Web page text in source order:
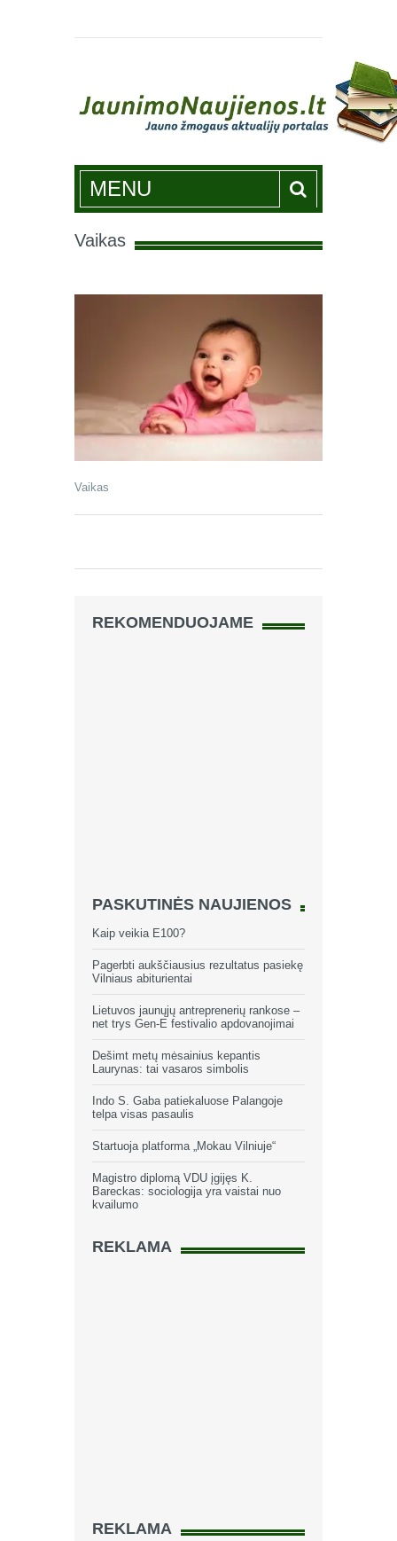
Jaunimonaujienos.lt
MENU
Vaikas
Vaikas
REKOMENDUOJAME
PASKUTINĖS NAUJIENOS
Kaip veikia E100?
Pagerbti aukščiausius rezultatus pasiekę
Vilniaus abiturientai
Lietuvos jaunųjų antreprenerių rankose –
net trys Gen-E festivalio apdovanojimai
Dešimt metų mėsainius kepantis
Laurynas: tai vasaros simbolis
Indo S. Gaba patiekaluose Palangoje
telpa visas pasaulis
Startuoja platforma „Mokau Vilniuje“
Magistro diplomą VDU įgijęs K.
Bareckas: sociologija yra vaistai nuo
kvailumo
REKLAMA
REKLAMA